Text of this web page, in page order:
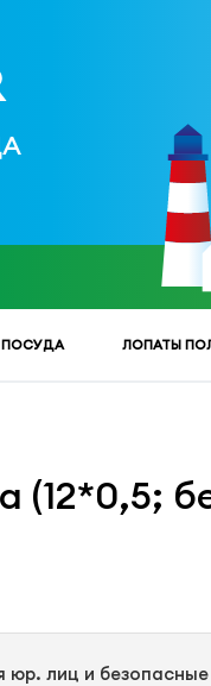
ПОСУДА ЛОПАТЫ
(12*0,5;
юр. лиц и безопасные